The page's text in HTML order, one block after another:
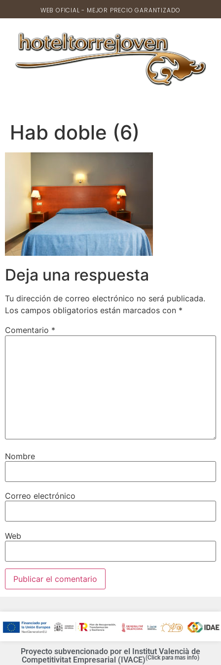
WEB OFICIAL - MEJOR PRECIO GARANTIZADO
Hab doble (6)
Deja una respuesta
Tu dirección de correo electrónico no será publicada.
Los campos obligatorios están marcados con *
Comentario *
Nombre
Correo electrónico
Web
Proyecto subvencionado por el Institut Valencià de
Competitivitat Empresarial (IVACE)(Click para mas info)